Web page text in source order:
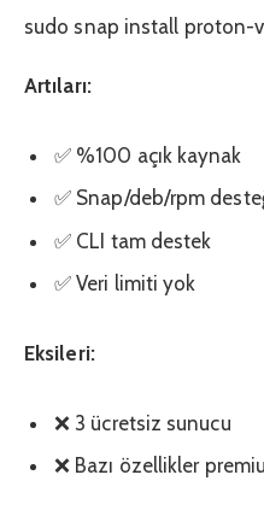
sudo snap install proton-
Artıları:
✅ %100 açık kaynak
✅ Snap/deb/rpm
✅ CLI tam destek
✅ Veri limiti yok
Eksileri:
❌ 3 ücretsiz sunucu
❌ Bazı özellikler